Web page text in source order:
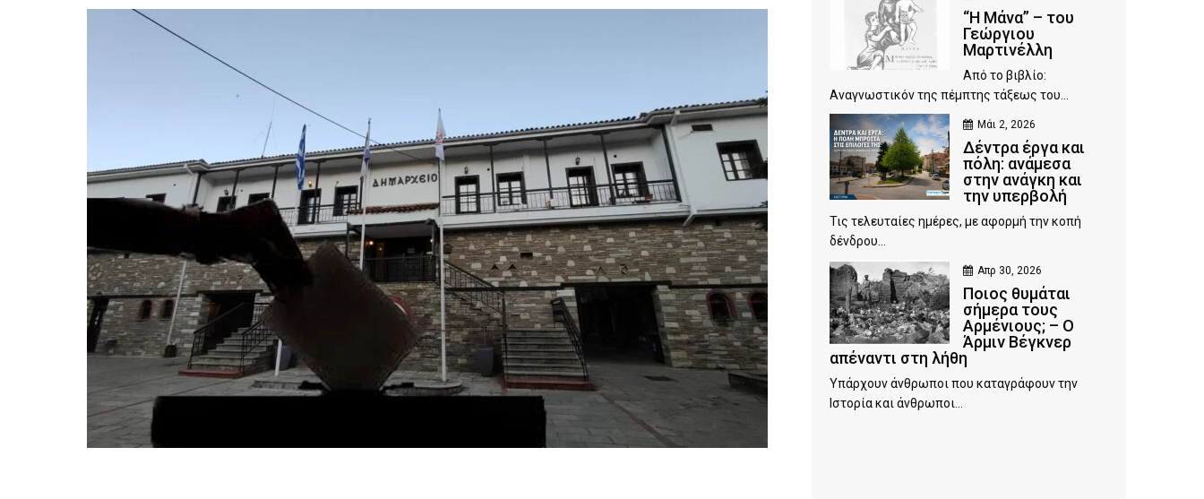
“Η Μάνα” – του
Γεώργιου
Μαρτινέλλη
Από το βιβλίο:
Αναγνωστικόν της πέμπτης τάξεως του...
Μάι 2, 2026
Δέντρα έργα και
πόλη: ανάμεσα
στην ανάγκη και
την υπερβολή
Τις τελευταίες ημέρες, με αφορμή την κοπή
δένδρου...
Απρ 30, 2026
Ποιος θυμάται
σήμερα τους
Αρμένιους; – Ο
Άρμιν Βέγκνερ
απέναντι στη λήθη
Υπάρχουν άνθρωποι που καταγράφουν την
Ιστορία και άνθρωποι...